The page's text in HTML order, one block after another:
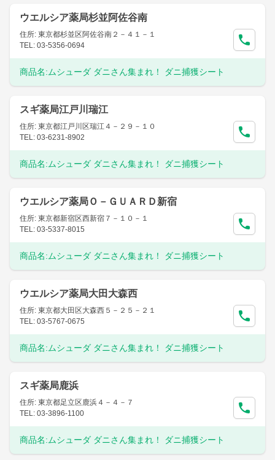
ウエルシア薬局杉並阿佐谷南
住所: 東京都杉並区阿佐谷南２－４１－１
TEL: 03-5356-0694
商品名: ムシューダ ダニさん集まれ！ ダニ捕獲シート
スギ薬局江戸川瑞江
住所: 東京都江戸川区瑞江４－２９－１０
TEL: 03-6231-8902
商品名: ムシューダ ダニさん集まれ！ ダニ捕獲シート
ウエルシア薬局Ｏ－ＧＵＡＲＤ新宿
住所: 東京都新宿区西新宿７－１０－１
TEL: 03-5337-8015
商品名: ムシューダ ダニさん集まれ！ ダニ捕獲シート
ウエルシア薬局大田大森西
住所: 東京都大田区大森西５－２５－２１
TEL: 03-5767-0675
商品名: ムシューダ ダニさん集まれ！ ダニ捕獲シート
スギ薬局鹿浜
住所: 東京都足立区鹿浜４－４－７
TEL: 03-3896-1100
商品名: ムシューダ ダニさん集まれ！ ダニ捕獲シート